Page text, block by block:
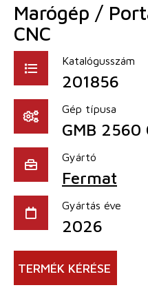
Marógép /
CNC
Katalógusszám
201856
Gép típusa
GMB 2560
Gyártó
Fermat
Gyártás éve
2026
TERMÉK KÉRÉSE